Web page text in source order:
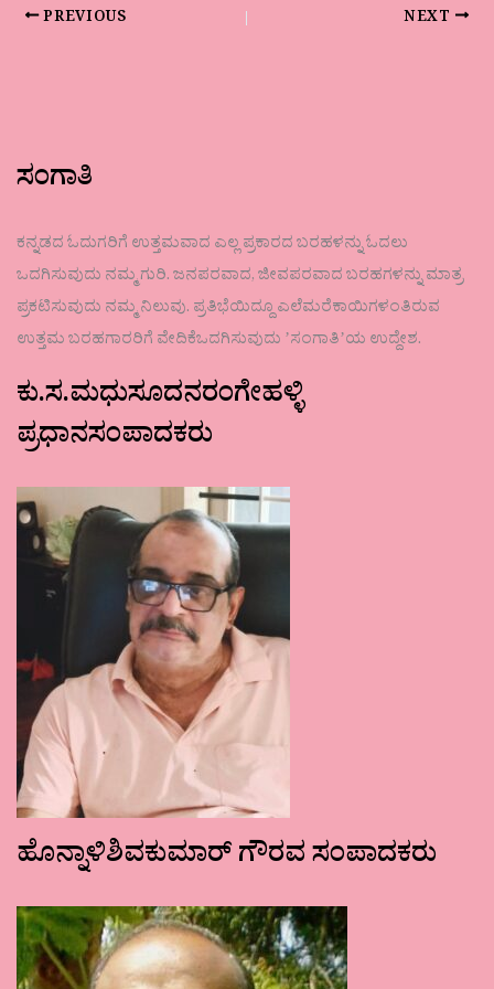
PREVIOUS NEXT
ಸಂಗಾತಿ
ಕನ್ನಡದ ಓದುಗರಿಗೆ ಉತ್ತಮವಾದ ಎಲ್ಲ ಪ್ರಕಾರದ ಬರಹಳನ್ನು ಓದಲು
ಒದಗಿಸುವುದು ನಮ್ಮ ಗುರಿ. ಜನಪರವಾದ, ಜೀವಪರವಾದ ಬರಹಗಳನ್ನು ಮಾತ್ರ
ಪ್ರಕಟಿಸುವುದು ನಮ್ಮ ನಿಲುವು. ಪ್ರತಿಭೆಯಿದ್ದೂ ಎಲೆಮರೆಕಾಯಿಗಳಂತಿರುವ
ಉತ್ತಮ ಬರಹಗಾರರಿಗೆ ವೇದಿಕೆಒದಗಿಸುವುದು ʼಸಂಗಾತಿʼಯ ಉದ್ದೇಶ.
ಕು.ಸ.ಮಧುಸೂದನರಂಗೇಹಳ್ಳಿ
ಪ್ರಧಾನಸಂಪಾದಕರು
ಹೊನ್ನಾಳಿಶಿವಕುಮಾರ್ ಗೌರವ ಸಂಪಾದಕರು